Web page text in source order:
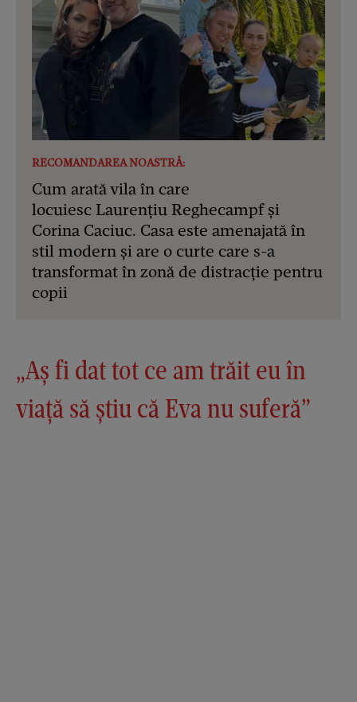
RECOMANDAREA NOASTRĂ:
Cum arată vila în care
locuiesc Laurențiu Reghecampf și
Corina Caciuc. Casa este amenajată în
stil modern și are o curte care s-a
transformat în zonă de distracție pentru
copii
„Aș fi dat tot ce am trăit eu în
viață să știu că Eva nu suferă”